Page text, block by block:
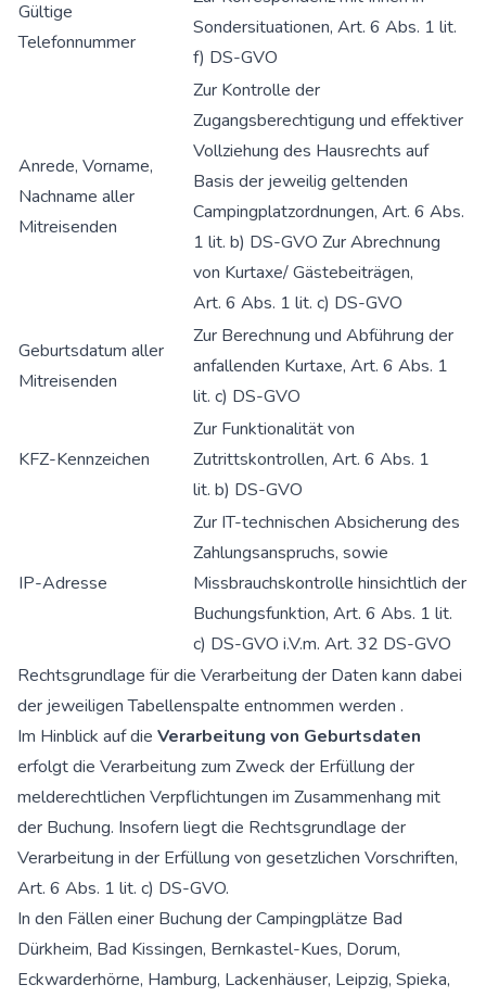
Gültige
Telefonnummer
Sondersituationen, Art. 6 Abs. 1 lit.
f) DS-GVO
Anrede, Vorname,
Nachname aller
Mitreisenden
Zur Kontrolle der
Zugangsberechtigung und effektiver
Vollziehung des Hausrechts auf
Basis der jeweilig geltenden
Campingplatzordnungen, Art. 6 Abs.
1 lit. b) DS-GVO Zur Abrechnung
von Kurtaxe/ Gästebeiträgen,
Art. 6 Abs. 1 lit. c) DS-GVO
Geburtsdatum aller
Mitreisenden
Zur Berechnung und Abführung der
anfallenden Kurtaxe, Art. 6 Abs. 1
lit. c) DS-GVO
KFZ-Kennzeichen
Zur Funktionalität von
Zutrittskontrollen, Art. 6 Abs. 1
lit. b) DS-GVO
IP-Adresse
Zur IT-technischen Absicherung des
Zahlungsanspruchs, sowie
Missbrauchskontrolle hinsichtlich der
Buchungsfunktion, Art. 6 Abs. 1 lit.
c) DS-GVO i.V.m. Art. 32 DS-GVO
Rechtsgrundlage für die Verarbeitung der Daten kann dabei
der jeweiligen Tabellenspalte entnommen werden .
Im Hinblick auf die Verarbeitung von Geburtsdaten
erfolgt die Verarbeitung zum Zweck der Erfüllung der
melderechtlichen Verpflichtungen im Zusammenhang mit
der Buchung. Insofern liegt die Rechtsgrundlage der
Verarbeitung in der Erfüllung von gesetzlichen Vorschriften,
Art. 6 Abs. 1 lit. c) DS-GVO.
In den Fällen einer Buchung der Campingplätze Bad
Dürkheim, Bad Kissingen, Bernkastel-Kues, Dorum,
Eckwarderhörne, Hamburg, Lackenhäuser, Leipzig, Spieka,